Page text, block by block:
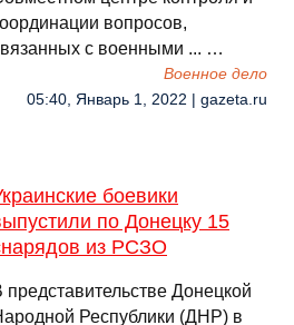
вопросов,
с военными ... …
Военное дело
05:40, Январь 1, 2022 | gazeta.ru
боевики
по Донецку 15
из РСЗО
представительстве Донецкой
Республики (ДНР) в